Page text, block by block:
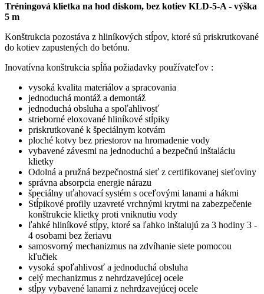
Tréningová klietka na hod diskom, bez kotiev KLD-5-A​ - výška
5 m
Konštrukcia pozostáva z hliníkových stĺpov, ktoré sú priskrutkované
do kotiev zapustených do betónu.
Inovatívna konštrukcia spĺňa požiadavky používateľov :
vysoká kvalita materiálov a spracovania
jednoduchá montáž a demontáž
jednoduchá obsluha a spoľahlivosť
strieborné eloxované hliníkové stĺpiky
priskrutkované k špeciálnym kotvám
ploché kotvy bez priestorov na hromadenie vody
vybavené závesmi na jednoduchú a bezpečnú inštaláciu
klietky
Odolná a pružná bezpečnostná sieť z certifikovanej sieťoviny
správna absorpcia energie nárazu
špeciálny uťahovací systém s oceľovými lanami a hákmi
Stĺpikové profily uzavreté vrchnými krytmi na zabezpečenie
konštrukcie klietky proti vniknutiu vody
ľahké hliníkové stĺpy, ktoré sa ľahko inštalujú za 3 hodiny 3 -
4 osobami bez žeriavu
samosvorný mechanizmus na zdvíhanie siete pomocou
kľučiek
vysoká spoľahlivosť a jednoduchá obsluha
celý mechanizmus z nehrdzavejúcej ocele
stĺpy vybavené lanami z nehrdzavejúcej ocele